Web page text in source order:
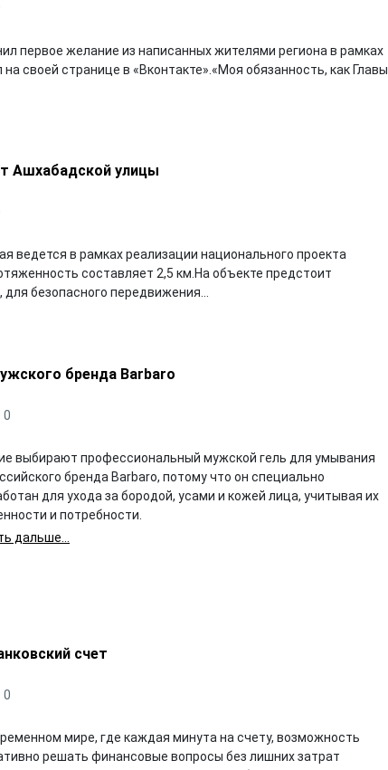
первое желание из написанных жителями региона в рамках
своей странице в «Вконтакте».«Моя обязанность, как Главы
Ашхабадской улицы
ведется в рамках реализации национального проекта
составляет 2,5 км.На объекте предстоит
безопасного передвижения...
бренда Barbaro
0
выбирают профессиональный мужской гель для умывания
бренда Barbaro, потому что он специально
для ухода за бородой, усами и кожей лица, учитывая их
и потребности.
дальше...
счет
0
мире, где каждая минута на счету, возможность
решать финансовые вопросы без лишних затрат